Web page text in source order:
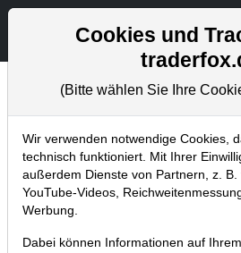
Trader-Blog
Home Blog Trader-Blog
Mit den Shortseller-
ihr spannende Titel für
Leerverkäufe
Cookies und
(Bitte wählen Sie Ihre
Wir verwenden notwendige Cookies,
technisch funktioniert. Mit Ihrer
außerdem Dienste von Partnern, z.
YouTube-Videos,
Werbung.
Dabei können Informationen auf